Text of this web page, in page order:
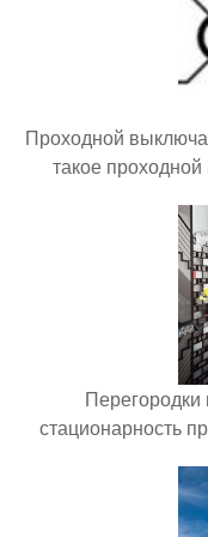
Проходной
такое
Перегородки
стационарность